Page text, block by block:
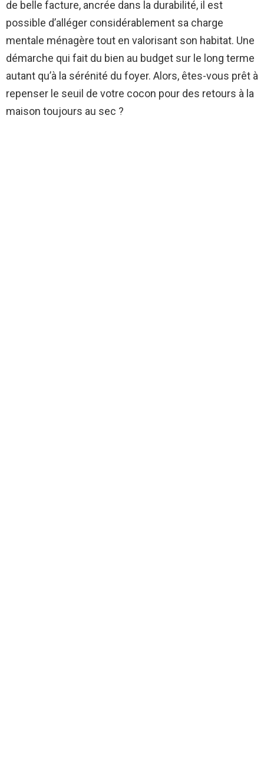
de belle facture, ancrée dans la durabilité, il est
possible d’alléger considérablement sa charge
mentale ménagère tout en valorisant son habitat. Une
démarche qui fait du bien au budget sur le long terme
autant qu’à la sérénité du foyer. Alors, êtes-vous prêt à
repenser le seuil de votre cocon pour des retours à la
maison toujours au sec ?